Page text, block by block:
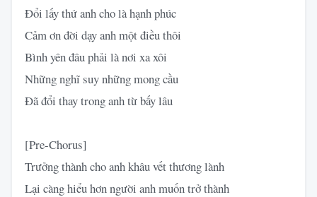
Đổi lấy thứ anh cho là hạnh phúc
Cảm ơn đời dạy anh một điều thôi
Bình yên đâu phải là nơi xa xôi
Những nghĩ suy những mong cầu
Đã đổi thay trong anh từ bấy lâu
[Pre-Chorus]
Trưởng thành cho anh khâu vết thương lành
Lại càng hiểu hơn người anh muốn trở thành